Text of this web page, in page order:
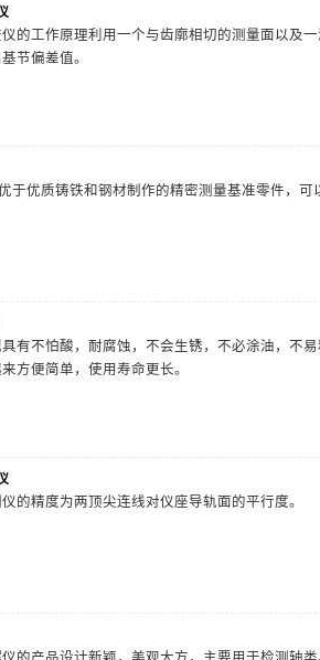
的工作原理利用一个与齿廓相切的测量面以及
节偏差值。
于优质铸铁和钢材制作的精密测量基准零件，可
有不怕酸，耐腐蚀，不会生锈，不必涂油，不
方便简单，使用寿命更长。
的精度为两顶尖连线对仪座导轨面的平行度。